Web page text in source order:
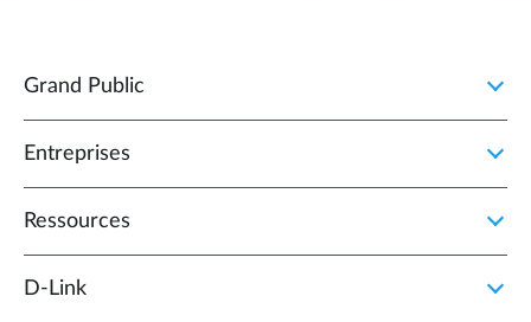
Grand Public
Entreprises
Ressources
D‑Link